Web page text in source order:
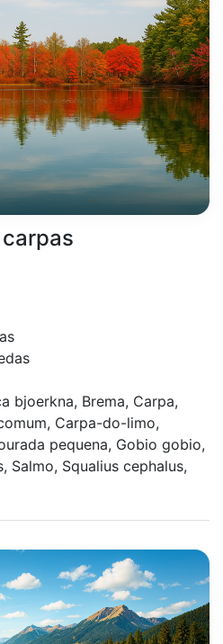
bjoerkna, Brema, Carpa,
Carpa-do-limo,
pequena, Gobio gobio,
Salmo, Squalius cephalus,